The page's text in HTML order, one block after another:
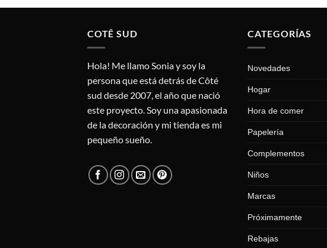
COTÊ SUD
Hola! Me llamo Sonia y soy la
persona que está detrás de Côté
sud desde 2007, el año que nació
este proyecto. Soy una apasionada
de la decoración y mi tienda es mi
pequeño sueño.
CATEGORÍAS
Novedades
Hogar
Hora de comer
Papelería
Complementos
Niños
Marcas
Próximamente
Rebajas